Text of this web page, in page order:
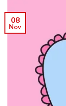
08
Nov